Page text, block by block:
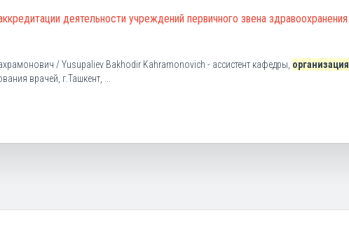
деятельности учреждений первичного звена здравоохранения
/ Yusupaliev Bakhodir Kahramonovich - ассистент кафедры, организация
врачей, г.Ташкент, ...